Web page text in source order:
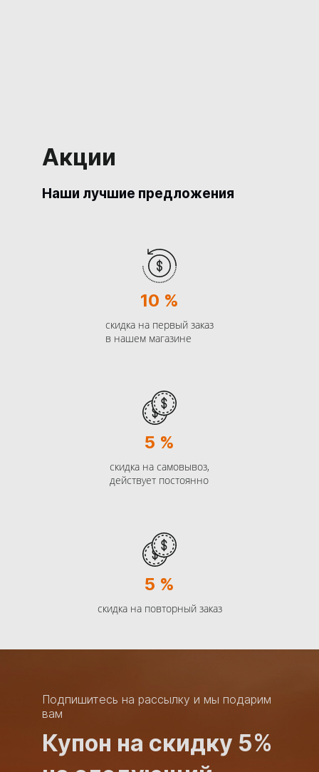
Акции
Наши лучшие предложения
10 %
скидка на первый заказ
в нашем магазине
5 %
скидка на самовывоз,
действует постоянно
5 %
скидка на повторный заказ
Подпишитесь на рассылку и мы подарим
вам
Купон на скидку 5%